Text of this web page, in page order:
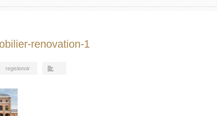
renovation-1
regislenoir